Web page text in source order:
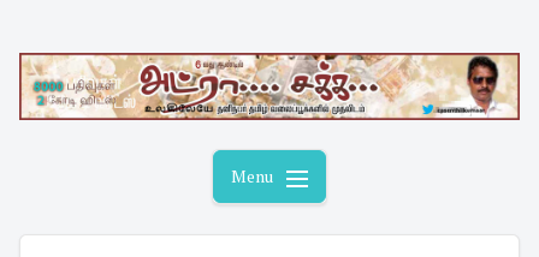
content
Menu